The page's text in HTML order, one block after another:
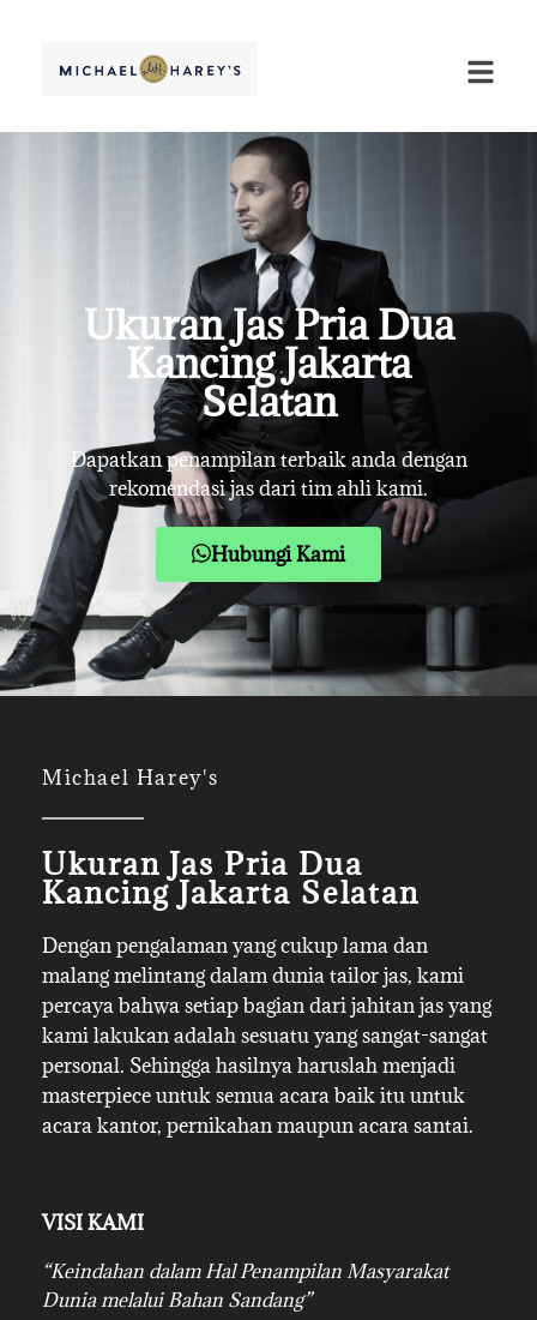
Ukuran Jas Pria Dua
Kancing Jakarta
Selatan
Dapatkan penampilan terbaik anda dengan
rekomendasi jas dari tim ahli kami.
Hubungi Kami
Michael Harey's
Ukuran Jas Pria Dua
Kancing Jakarta Selatan
Dengan pengalaman yang cukup lama dan
malang melintang dalam dunia tailor jas, kami
percaya bahwa setiap bagian dari jahitan jas yang
kami lakukan adalah sesuatu yang sangat-sangat
personal. Sehingga hasilnya haruslah menjadi
masterpiece untuk semua acara baik itu untuk
acara kantor, pernikahan maupun acara santai.
VISI KAMI
“Keindahan dalam Hal Penampilan Masyarakat
Dunia melalui Bahan Sandang”